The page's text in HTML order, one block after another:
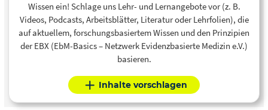
Wissen ein! Schlage uns Lehr- und Lernangebote vor (z. B.
Videos, Podcasts, Arbeitsblätter, Literatur oder Lehrfolien), die
auf aktuellem, forschungsbasiertem Wissen und den Prinzipien
der EBX (EbM-Basics – Netzwerk Evidenzbasierte Medizin e.V.)
basieren.
Inhalte vorschlagen